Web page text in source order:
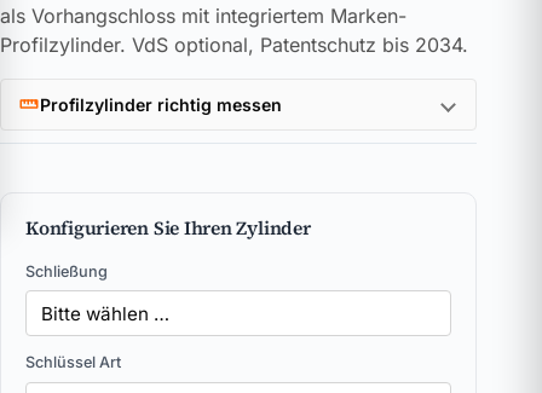
als Vorhangschloss mit integriertem Marken-
Profilzylinder. VdS optional, Patentschutz bis 2034.
Profilzylinder richtig messen
Konfigurieren Sie Ihren Zylinder
Schließung
Schlüssel Art